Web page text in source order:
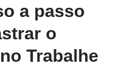
a passo
o
Trabalhe